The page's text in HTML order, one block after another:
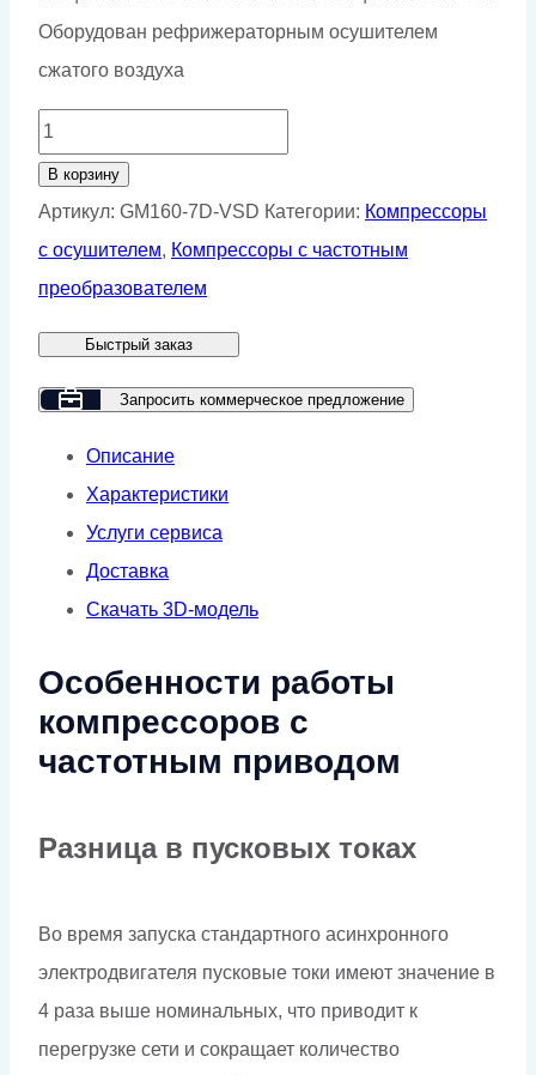
Оборудован рефрижераторным осушителем
сжатого воздуха
Количество
товара
Винтовой
компрессор
GMP
160-
7D
В корзину
Артикул: GM160-7D-VSD Категории: Компрессоры
с осушителем, Компрессоры с частотным
преобразователем
Быстрый заказ
Запросить коммерческое предложение
Описание
Характеристики
Услуги сервиса
Доставка
Скачать 3D-модель
Особенности работы
компрессоров с
частотным приводом
Разница в пусковых токах
Во время запуска стандартного асинхронного
электродвигателя пусковые токи имеют значение в
4 раза выше номинальных, что приводит к
перегрузке сети и сокращает количество